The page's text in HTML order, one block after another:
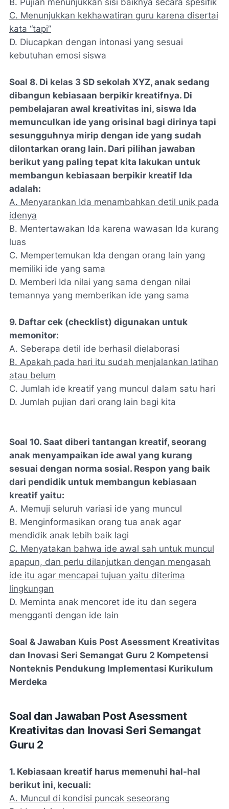
B. Pujian menunjukkan sisi baiknya secara spesifik
C. Menunjukkan kekhawatiran guru karena disertai
kata “tapi”
D. Diucapkan dengan intonasi yang sesuai
kebutuhan emosi siswa
Soal 8. Di kelas 3 SD sekolah XYZ, anak sedang
dibangun kebiasaan berpikir kreatifnya. Di
pembelajaran awal kreativitas ini, siswa Ida
memunculkan ide yang orisinal bagi dirinya tapi
sesungguhnya mirip dengan ide yang sudah
dilontarkan orang lain. Dari pilihan jawaban
berikut yang paling tepat kita lakukan untuk
membangun kebiasaan berpikir kreatif Ida
adalah:
A. Menyarankan Ida menambahkan detil unik pada
idenya
B. Mentertawakan Ida karena wawasan Ida kurang
luas
C. Mempertemukan Ida dengan orang lain yang
memiliki ide yang sama
D. Memberi Ida nilai yang sama dengan nilai
temannya yang memberikan ide yang sama
9. Daftar cek (checklist) digunakan untuk
memonitor:
A. Seberapa detil ide berhasil dielaborasi
B. Apakah pada hari itu sudah menjalankan latihan
atau belum
C. Jumlah ide kreatif yang muncul dalam satu hari
D. Jumlah pujian dari orang lain bagi kita
Soal 10. Saat diberi tantangan kreatif, seorang
anak menyampaikan ide awal yang kurang
sesuai dengan norma sosial. Respon yang baik
dari pendidik untuk membangun kebiasaan
kreatif yaitu:
A. Memuji seluruh variasi ide yang muncul
B. Menginformasikan orang tua anak agar
mendidik anak lebih baik lagi
C. Menyatakan bahwa ide awal sah untuk muncul
apapun, dan perlu dilanjutkan dengan mengasah
ide itu agar mencapai tujuan yaitu diterima
lingkungan
D. Meminta anak mencoret ide itu dan segera
mengganti dengan ide lain
Soal & Jawaban Kuis Post Asessment Kreativitas
dan Inovasi Seri Semangat Guru 2 Kompetensi
Nonteknis Pendukung Implementasi Kurikulum
Merdeka
Soal dan Jawaban Post Asessment
Kreativitas dan Inovasi Seri Semangat
Guru 2
1. Kebiasaan kreatif harus memenuhi hal-hal
berikut ini, kecuali:
A. Muncul di kondisi puncak seseorang